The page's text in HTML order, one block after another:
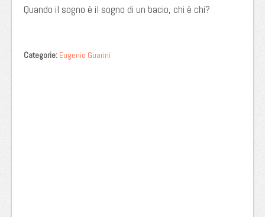
Quando il sogno è il sogno di un bacio, chi è chi?
Categorie: Eugenio Guarini